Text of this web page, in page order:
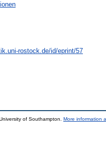
rostock.de/id/eprint/57
of Southampton. More information